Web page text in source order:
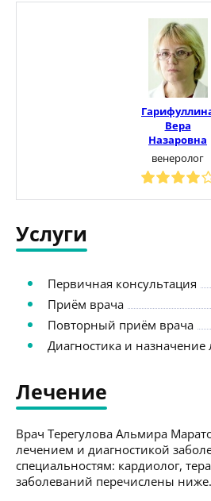
Вера
Назаровна
венеролог
Услуги
Первичная консультация
Приём врача
Повторный приём врача
Диагностика и назначение
Лечение
Врач Терегулова Альмира
лечением и диагностикой
специальностям: кардиолог,
заболеваний перечислены ниже.